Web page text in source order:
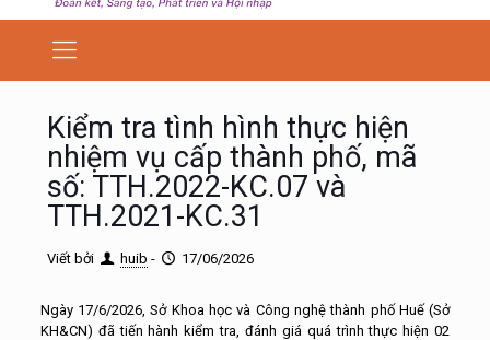
Kiểm tra tình hình thực hiện
nhiệm vụ cấp thành phố, mã
số: TTH.2022-KC.07 và
TTH.2021-KC.31
Viết bởi huib - 17/06/2026
Ngày 17/6/2026, Sở Khoa học và Công nghệ thành phố Huế (Sở
KH&CN) đã tiến hành kiểm tra, đánh giá quá trình thực hiện 02